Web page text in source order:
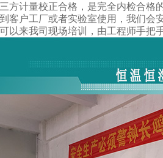
方计量校正合格，是完全内检合格
客户工厂或者实验室使用，我们会
以来我司现场培训，由工程师手把